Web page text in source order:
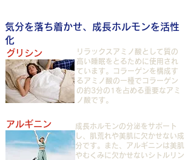
気分を落ち着かせ、成長ホルモンを活性
化
グリシン
リラックスアミノ酸として質の
高い睡眠をとるために使用され
ています。コラーゲンを構成す
るアミノ酸の一種でコラーゲン
の約3分の1を占める重要なアミ
ノ酸です。
アルギニン
成長ホルモンの分泌をサポート
し、肌荒れや美肌に欠かせない成
分です。また、アルギニンは美肌
やむくみに欠かせないシトルリン